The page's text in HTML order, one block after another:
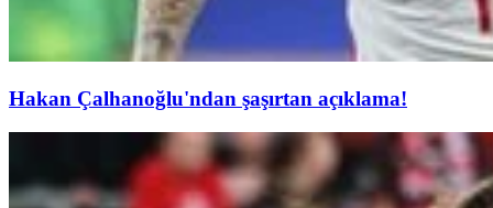
Hakan Çalhanoğlu'ndan şaşırtan açıklama!